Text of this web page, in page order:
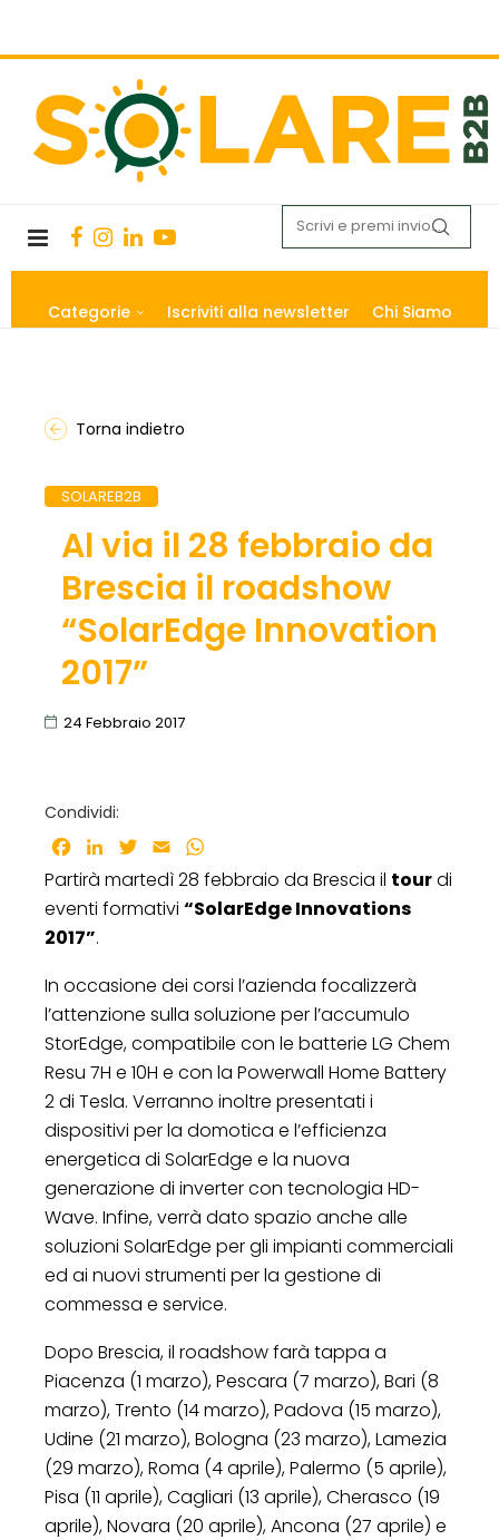
Categorie Iscriviti alla newsletter Chi Siamo
Torna indietro
SOLAREB2B
Al via il 28 febbraio da
Brescia il roadshow
“SolarEdge Innovation
2017”
24 Febbraio 2017
Condividi:
Facebook
LinkedInTwitter
Email
Partirà martedì 28 febbraio da Brescia il tourdi
eventi formativi “SolarEdge Innovations
2017”.
In occasione dei corsi l’azienda focalizzerà
l’attenzione sulla soluzione per l’accumulo
StorEdge, compatibile con le batterie LG Chem
Resu 7H e 10H e con la Powerwall Home Battery
2 di Tesla. Verranno inoltre presentati i
dispositivi per la domotica e l’efficienza
energetica di SolarEdge e la nuova
generazione di inverter con tecnologia HD-
Wave. Infine, verrà dato spazio anche alle
soluzioni SolarEdge per gli impianti commerciali
ed ai nuovi strumenti per la gestione di
commessa e service.
Dopo Brescia, il roadshow farà tappa a
Piacenza (1 marzo), Pescara (7 marzo), Bari (8
marzo), Trento (14 marzo), Padova (15 marzo),
Udine (21 marzo), Bologna (23 marzo), Lamezia
(29 marzo), Roma (4 aprile), Palermo (5 aprile),
Pisa (11 aprile), Cagliari (13 aprile), Cherasco (19
aprile), Novara (20 aprile), Ancona (27 aprile) e